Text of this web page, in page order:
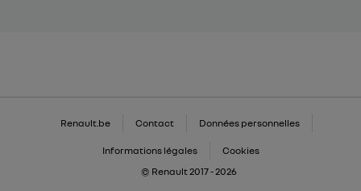
Renault.be Contact Données personnelles
Informations légales
Cookies
© Renault 2017 - 2026